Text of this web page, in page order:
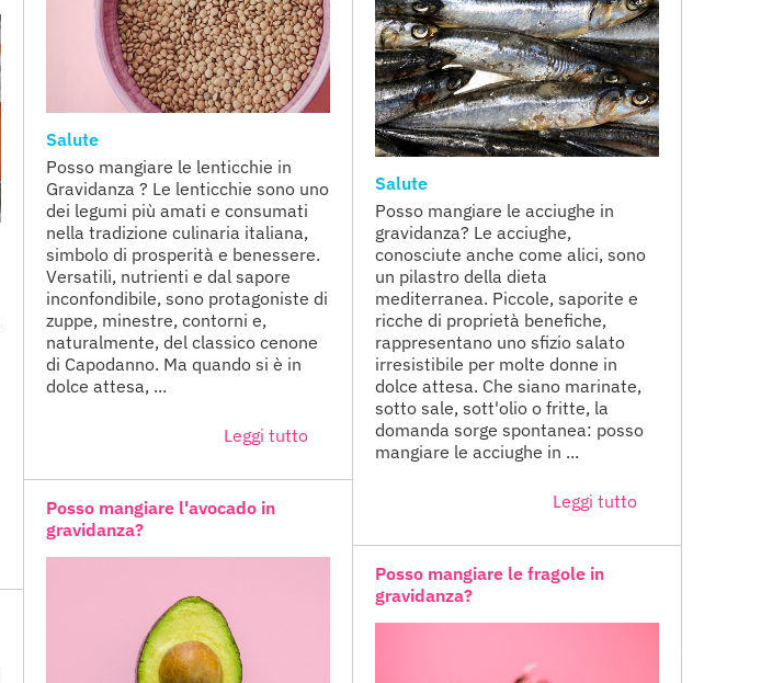
Salute
Posso mangiare le lenticchie in
Gravidanza ? Le lenticchie sono uno
dei legumi più amati e consumati
nella tradizione culinaria italiana,
simbolo di prosperità e benessere.
Versatili, nutrienti e dal sapore
inconfondibile, sono protagoniste di
zuppe, minestre, contorni e,
naturalmente, del classico cenone
di Capodanno. Ma quando si è in
dolce attesa, ...
Leggi tutto
Salute
Posso mangiare le acciughe in
gravidanza? Le acciughe,
conosciute anche come alici, sono
un pilastro della dieta
mediterranea. Piccole, saporite e
ricche di proprietà benefiche,
rappresentano uno sfizio salato
irresistibile per molte donne in
dolce attesa. Che siano marinate,
sotto sale, sott'olio o fritte, la
domanda sorge spontanea: posso
mangiare le acciughe in ...
Leggi tutto
Posso mangiare l'avocado in
gravidanza?
Posso mangiare le fragole in
gravidanza?